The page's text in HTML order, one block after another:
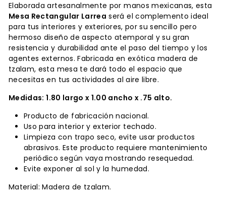
Elaborada artesanalmente por manos mexicanas, esta
Mesa Rectangular Larrea será el complemento ideal
para tus interiores y exteriores, por su sencillo pero
hermoso diseño de aspecto atemporal y su gran
resistencia y durabilidad ante el paso del tiempo y los
agentes externos. Fabricada en exótica madera de
tzalam, esta mesa te dará todo el espacio que
necesitas en tus actividades al aire libre.
Medidas: 1.80 largo x 1.00 ancho x .75 alto.
Producto de fabricación nacional.
Uso para interior y exterior techado.
Limpieza con trapo seco, evite usar productos
abrasivos. Este producto requiere mantenimiento
periódico según vaya mostrando resequedad.
Evite exponer al sol y la humedad.
Material: Madera de tzalam.